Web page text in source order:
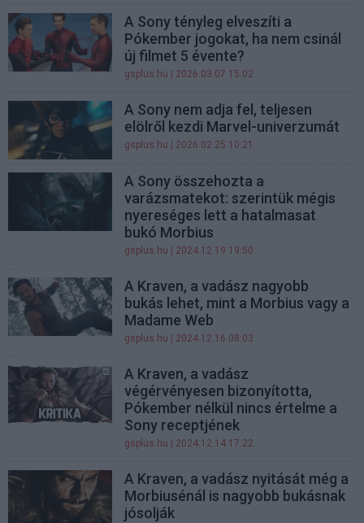
A Sony tényleg elveszíti a
Pókember jogokat, ha nem csinál
új filmet 5 évente?
gsplus.hu | 2026.03.07 15:02
A Sony nem adja fel, teljesen
elölről kezdi Marvel-univerzumát
gsplus.hu | 2026.02.25 10:21
A Sony összehozta a
varázsmatekot: szerintük mégis
nyereséges lett a hatalmasat
bukó Morbius
gsplus.hu | 2024.12.19 19:50
A Kraven, a vadász nagyobb
bukás lehet, mint a Morbius vagy a
Madame Web
gsplus.hu | 2024.12.16 08:03
A Kraven, a vadász
végérvényesen bizonyította,
Pókember nélkül nincs értelme a
Sony receptjének
gsplus.hu | 2024.12.14 17:22
A Kraven, a vadász nyitását még a
Morbiusénál is nagyobb bukásnak
jósolják